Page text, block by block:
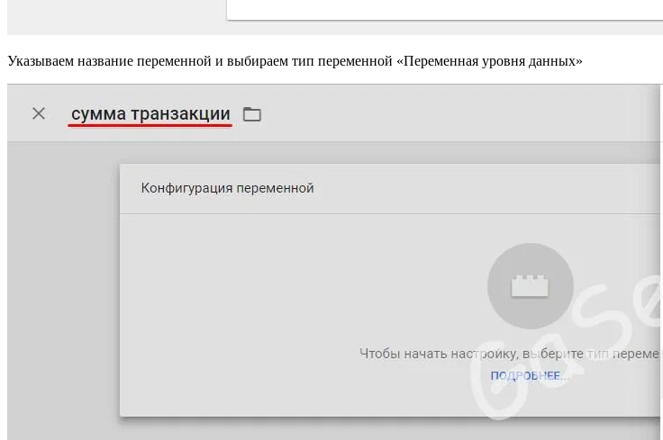
Указываем название переменной и выбираем тип переменной «Переменная уровня данных»